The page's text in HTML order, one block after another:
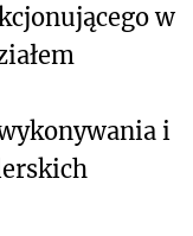
w
i